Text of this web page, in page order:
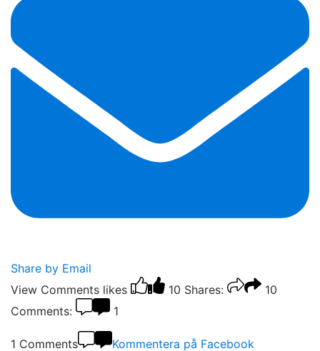
Share by Email
View Comments likes 10 Shares:
10
Comments:
1
1 Comments Kommentera på Facebook